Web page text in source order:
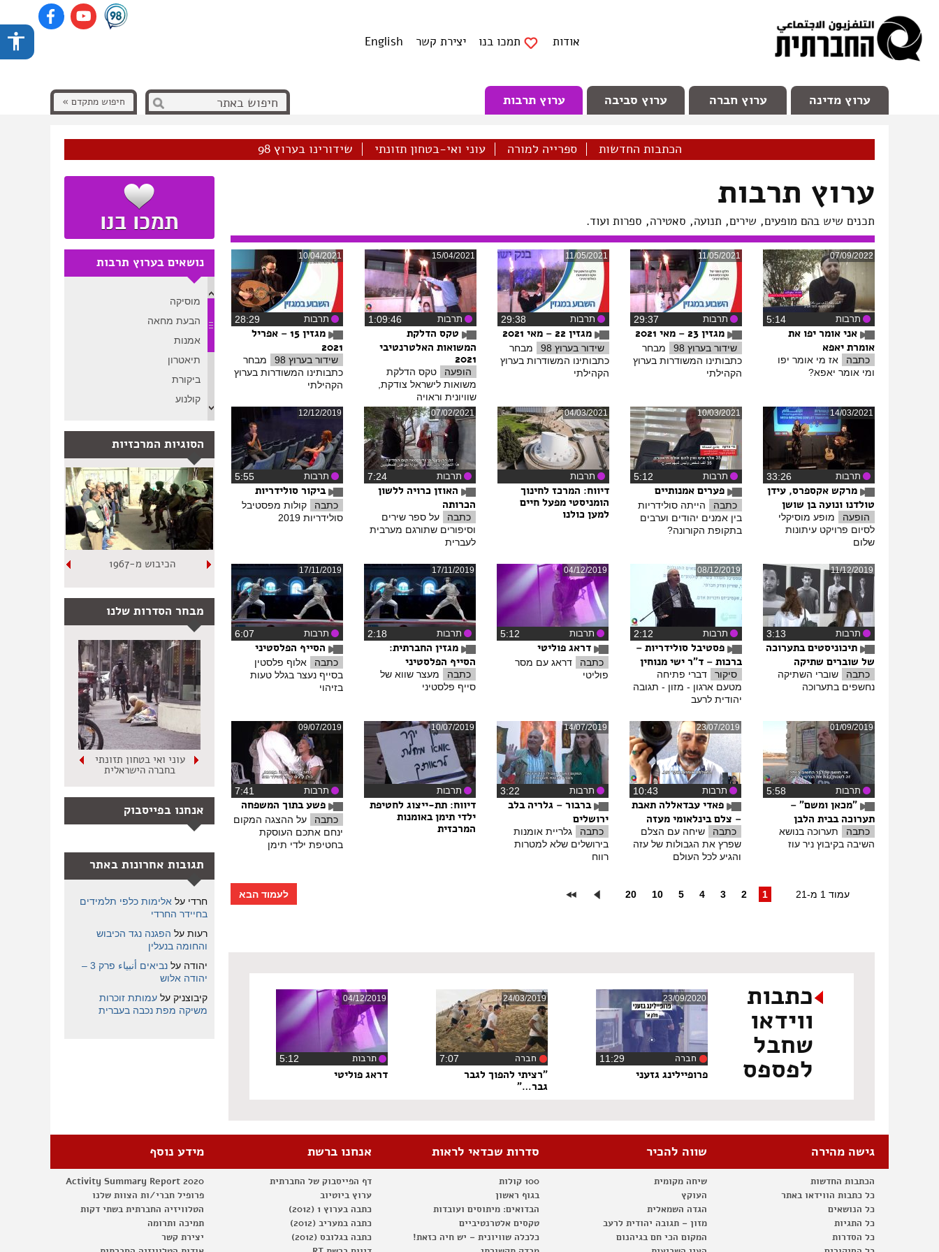
אודות תמכו בנו יצירת קשר English
ערוץ מדינה ערוץ חברה ערוץ סביבה ערוץ תרבות חיפוש מתקדם »
הכתבות החדשות ספרייה למורה עוני ואי-בטחון תזונתי שידורינו בערוץ 98
ערוץ תרבות
תכנים שיש בהם מופעים, שירים, תנועה, סאטירה, ספרות ועוד.
07/09/2022
תרבות
אני אומר יפו את
אומרת יאפא
כתבה
אז מי אומר יפו
ומי אומר יאפא?
11/05/2021
תרבות
מגזין 23 – מאי 2021
שידור בערוץ 98
מבחר
כתבותינו המשודרות בערוץ
הקהילתי
11/05/2021
תרבות
מגזין 22 – מאי 2021
שידור בערוץ 98
מבחר
כתבותינו המשודרות בערוץ
הקהילתי
15/04/2021
תרבות
טקס הדלקת
המשואות האלטרנטיבי
2021
הופעה
טקס הדלקת
משואות לישראל צודקת,
שוויונית וראויה
10/04/2021
תרבות
מגזין 15 – אפריל
2021
שידור בערוץ 98
מבחר
כתבותינו המשודרות בערוץ
הקהילתי
14/03/2021
תרבות
מרקש אקספרס, עידן
טולדנו ונועה בן שושן
הופעה
מופע מוסיקלי
לסיום פרויקט עיתונות
שלום
10/03/2021
תרבות
פערים אמנותיים
כתבה
הייתה סולידריות
בין אמנים יהודים וערבים
בתקופת הקורונה?
04/03/2021
תרבות
דיווח: המרכז לחינוך
הומניסטי מפעל חיים
למען כולנו
07/02/2021
תרבות
האוזן כרויה ללשון
הכרותה
כתבה
על ספר שירים
וסיפורים שתורגם מערבית
לעברית
12/12/2019
תרבות
ביקור סולידריות
כתבה
קולות מפסטיבל
סולידריות 2019
11/12/2019
תרבות
תיכוניסטים בתערוכה
של שוברים שתיקה
כתבה
שוברי השתיקה
נחשפים בתערוכה
08/12/2019
תרבות
פסטיבל סולידריות –
ברכות – ד"ר ישי מנוחין
סיקור
דברי פתיחה
מטעם ארגון - מזון - תגובה
יהודית לרעב
04/12/2019
תרבות
דראג פוליטי
כתבה
דראג עם מסר
פוליטי
17/11/2019
תרבות
מגזין החברתית:
הסייף הפלסטיני
כתבה
מעצר שווא של
סייף פלסטיני
17/11/2019
תרבות
הסייף הפלסטיני
כתבה
אלוף פלסטין
בסייף נעצר בגלל טעות
בזיהוי
01/09/2019
תרבות
"מכאן ומשם" –
תערוכה בבית הלבן
כתבה
תערוכה בנושא
השיבה בקיבוץ ניר עוז
23/07/2019
תרבות
פאדי עבדאללה תאבת
– צלם בינלאומי מעזה
כתבה
שיחה עם הצלם
שפרץ את הגבולות של עזה
והגיע לכל העולם
14/07/2019
תרבות
ברבור – גלריה בלב
ירושלים
כתבה
גלריית אומנות
בירושלים שלא למטרות
רווח
10/07/2019
תרבות
דיווח: תת-ייצוג לחטיפת
ילדי תימן באומנות
המרכזית
09/07/2019
תרבות
פשע בתוך המשפחה
כתבה
על ההצגה המקום
ינחם אתכם העוסקת
בחטיפת ילדי תימן
עמוד 1 מ-21 1
2
3
4
5
10
20 לעמוד הבא
כתבות
ווידאו
שחבל
לפספס
23/09/2020
חברה
פרופיילינג גזעני
24/03/2019
חברה
"רציתי להפוך לגבר
גבר…"
04/12/2019
תרבות
דראג פוליטי
נושאים בערוץ תרבות
מוסיקה
הבעת מחאה
אמנות
תיאטרון
ביקורת
קולנוע
סאטירה
ספרות
שירה
ספורט
טלוויזיה
הסוגיות המרכזיות
הכיבוש מ-1967
מבחר הסדרות שלנו
עוני ואי בטחון תזונתי
בחברה הישראלית
אנחנו בפייסבוק
תגובות אחרונות באתר
חרדי על אלימות כלפי תלמידים
בחיידר החרדי
רעות על הפגנה נגד הכיבוש
והחומה בנעלין
יהודה על
נביאים أنبياء פרק 3 –
יהודה אלוש
קיבוצניק על עמותת זוכרות
משיקה מפת נכבה בעברית
גישה מהירה
הכתבות החדשות
כל כתבות הווידאו באתר
כל הנושאים
כל התגיות
כל הסדרות
שווה להכיר
שיחה מקומית
העוקץ
הגדה השמאלית
מזון – תגובה יהודית לרעב
המקום הכי חם בגיהנום
סדרות שכדאי לראות
100 קולות
בגוף ראשון
הבדואים: מיתוסים ועובדות
טקסים אלטרנטיביים
כלכלה שוויונית – יש חיה כזאת!
אנחנו ברשת
דף הפייסבוק של החברתית
ערוץ ביוטיוב
כתבה בערוץ 1 (2012)
כתבה במעריב (2012)
כתבה בגלובס (2012)
מידע נוסף
Activity Summary Report 2020
פרופיל חברי/ות הצוות שלנו
הטלוויזיה החברתית בשתי דקות
תמיכה ותרומה
יצירת קשר